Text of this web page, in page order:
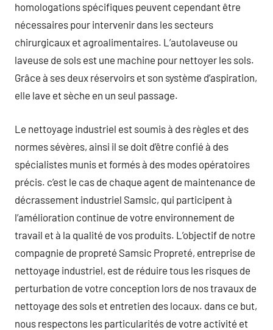
homologations spécifiques peuvent cependant être
nécessaires pour intervenir dans les secteurs
chirurgicaux et agroalimentaires. L’autolaveuse ou
laveuse de sols est une machine pour nettoyer les sols.
Grâce à ses deux réservoirs et son système d’aspiration,
elle lave et sèche en un seul passage.
Le nettoyage industriel est soumis à des règles et des
normes sévères, ainsi il se doit d’être confié à des
spécialistes munis et formés à des modes opératoires
précis. c’est le cas de chaque agent de maintenance de
décrassement industriel Samsic, qui participent à
l’amélioration continue de votre environnement de
travail et à la qualité de vos produits. L’objectif de notre
compagnie de propreté Samsic Propreté, entreprise de
nettoyage industriel, est de réduire tous les risques de
perturbation de votre conception lors de nos travaux de
nettoyage des sols et entretien des locaux. dans ce but,
nous respectons les particularités de votre activité et